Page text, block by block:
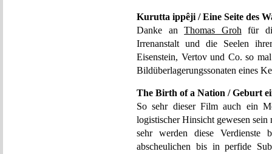
Kurutta ippêji / Eine Seite des
Danke anThomas Groh für
Irrenanstalt und die Seelen
Eisenstein, Vertov und Co. so
Bildüberlagerungssonaten eines
The Birth of a Nation / Geburt
So sehr dieser Film auch ein
logistischer Hinsicht gewesen sein
sehr werden diese Verdienste
abscheulichen bis in perfide